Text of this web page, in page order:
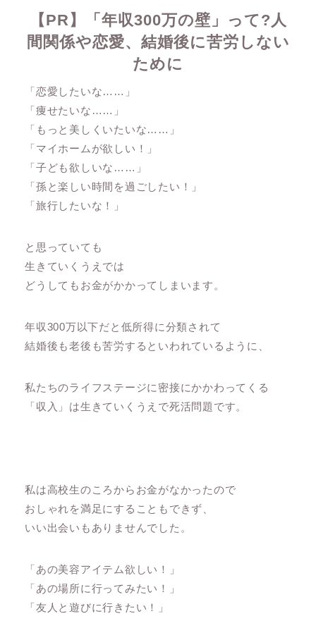
【PR】「年収300万の壁」って?人
間関係や恋愛、結婚後に苦労しない
ために
「恋愛したいな……」
「痩せたいな……」
「もっと美しくいたいな……」
「マイホームが欲しい！」
「子ども欲しいな……」
「孫と楽しい時間を過ごしたい！」
「旅行したいな！」
と思っていても
生きていくうえでは
どうしてもお金がかかってしまいます。
年収300万以下だと低所得に分類されて
結婚後も老後も苦労するといわれているように、
私たちのライフステージに密接にかかわってくる
「収入」は生きていくうえで死活問題です。
私は高校生のころからお金がなかったので
おしゃれを満足にすることもできず、
いい出会いもありませんでした。
「あの美容アイテム欲しい！」
「あの場所に行ってみたい！」
「友人と遊びに行きたい！」